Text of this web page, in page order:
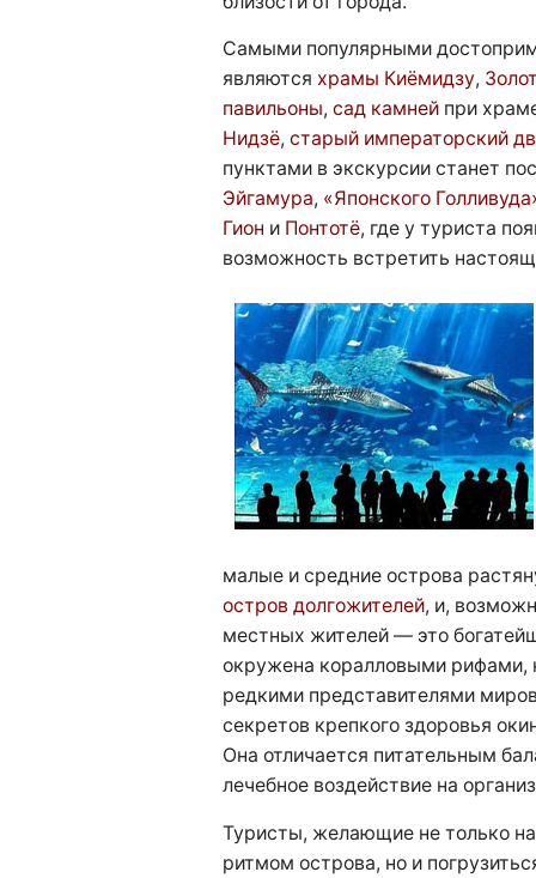
Самыми популярными
являются храмы Киёмидзу,
павильоны, сад камнейпри
Нидзё, старый императорский
пунктами в экскурсии станет
Эйгамура, «Японского
Гион и Понтотё, где у туриста
возможность встретить
малые и средние острова
остров долгожителей, и,
местных жителей — это
окружена коралловыми рифами,
редкими представителями
секретов крепкого здоровья
Она отличается питательным
лечебное воздействие на
Туристы, желающие не только
ритмом острова, но и